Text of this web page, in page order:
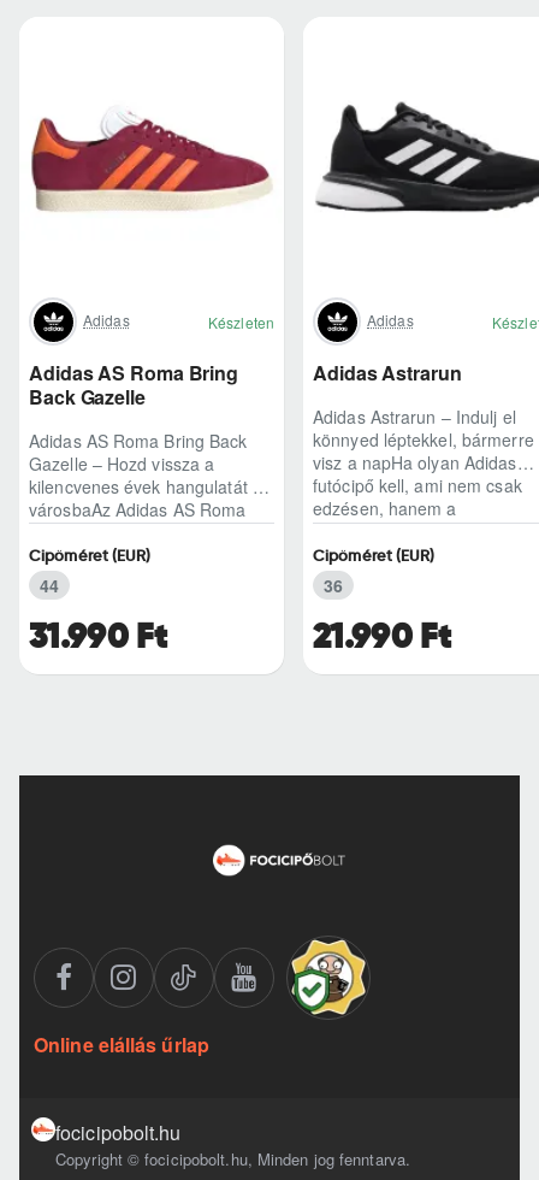
Adidas Készleten
Adidas AS Roma Bring
Back Gazelle
Adidas AS Roma Bring Back
Gazelle – Hozd vissza a
kilencvenes évek hangulatát a
városbaAz Adidas AS Roma
egyszerű sneaker, hane..
31.990 Ft
Cipőméret (EUR)
44
Adidas
Adidas Astrarun
Adidas Astrarun – Indulj el
könnyed léptekkel, bármerre
visz a napHa olyan Adidas
futócipő kell, ami nem csak
edzésen, hanem a
hétköznapokban is kénye..
21.990 Ft
Cipőméret (EUR)
36
Online elállás űrlap
focicipobolt.hu
Copyright © focicipobolt.hu, Minden jog fenntarva.